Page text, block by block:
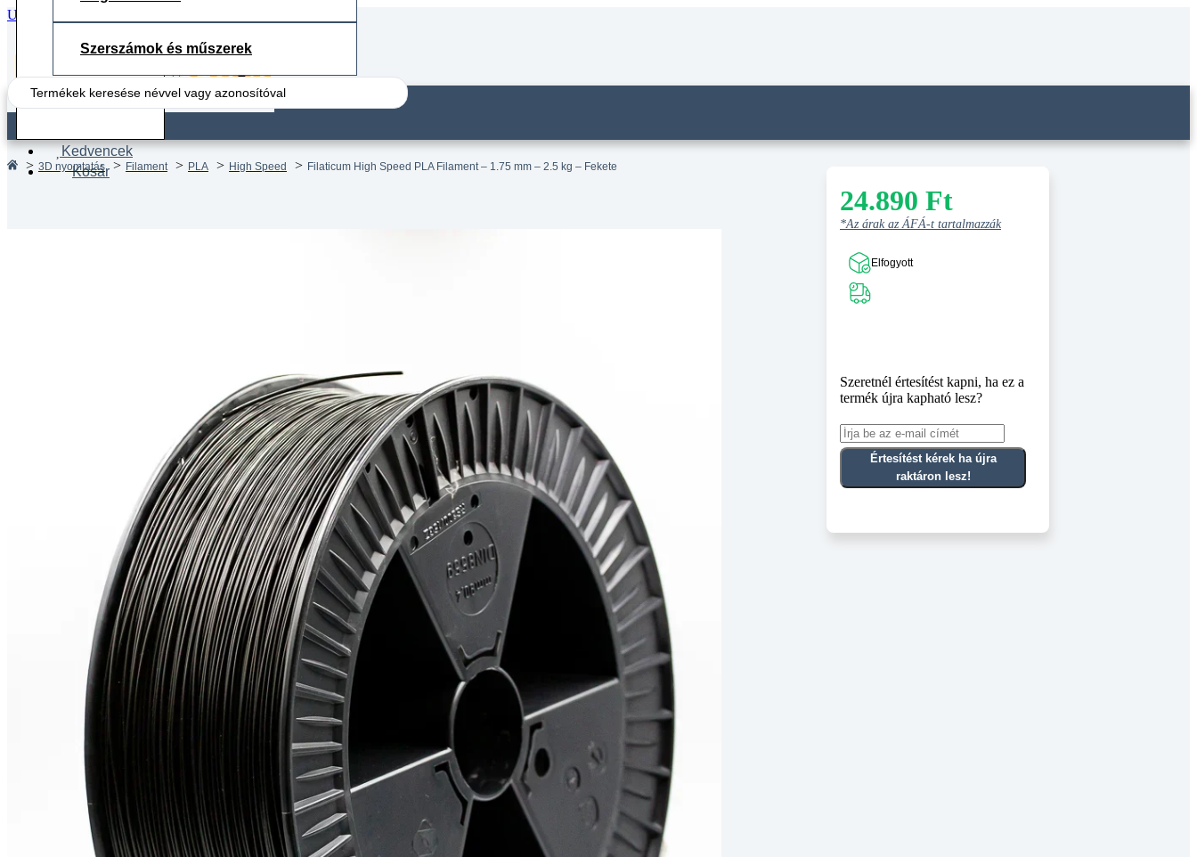
Ugrás a fő tartalomhoz
Search
...
Kedvencek
Kosár
Szerszámok és műszerek
3D nyomtatás Filament PLA High Speed Filaticum High Speed PLA Filament – 1.75 mm – 2.5 kg – Fekete
14 munkanapos visszaküldés
Biztonságos fizetés
Kérdése van termékkel kapcsolatban?
Keressen minket bizalommal ezen a telefonszámon:+36 20
295 5666
24.890 Ft
*Az árak az ÁFÁ-t tartalmazzák
Elfogyott
Szeretnél értesítést kapni, ha ez a
termék újra kapható lesz?
Értesítést kérek ha újra
raktáron lesz!